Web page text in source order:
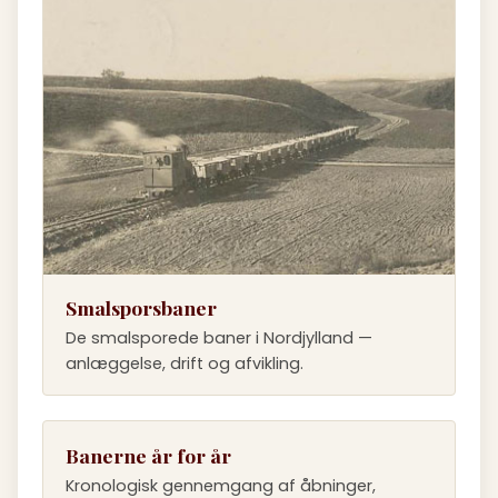
Smalsporsbaner
De smalsporede baner i Nordjylland —
anlæggelse, drift og afvikling.
Banerne år for år
Kronologisk gennemgang af åbninger,